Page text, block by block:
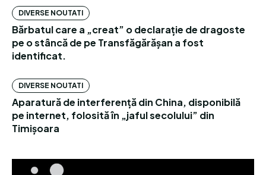
DIVERSE NOUTATI
Bărbatul care a „creat” o declarație de dragoste
pe o stâncă de pe Transfăgărășan a fost
identificat.
DIVERSE NOUTATI
Aparatură de interferență din China, disponibilă
pe internet, folosită în „jaful secolului” din
Timișoara